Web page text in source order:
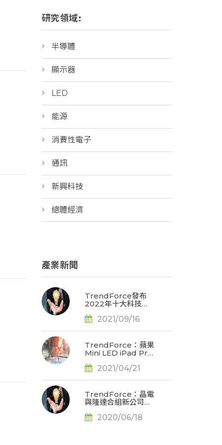
研究領域:
半導體
顯示器
LED
能源
消費性電子
通訊
新興科技
總體經濟
產業新聞
TrendForce發布
2022年十大科技產
2021/09/16
TrendForce：蘋果
Mini LED iPad Pro
估將推升2021年出
2021/04/21
TrendForce：晶電
與隆達合組新公司，
及Mini LED商機
2020/06/18